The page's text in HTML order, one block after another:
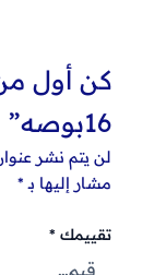
كن أول
16بوصه”
لن يتم نشر
مشار إليها بـ *
تقييمك *